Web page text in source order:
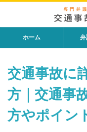
ホーム
交通事故に
方｜交通事
方やポイン